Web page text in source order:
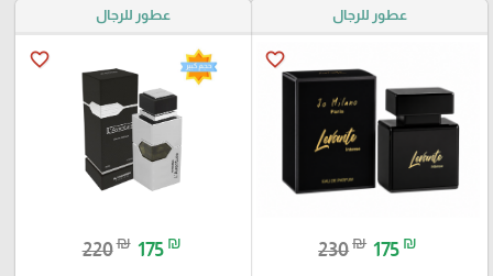
عطور للرجال
favorite_border
230₪ 175 ₪
عطور للرجال
favorite_border
220₪ 175 ₪